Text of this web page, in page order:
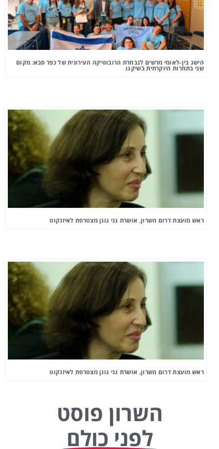
הישג בין-לאומי מרשים לנבחרת הרובוטיקה העירונית של כפר סבא: מקום
שני בתחרות היוקרתית בשיקגו
ראש מועצת דרום השרון, אושרת גני גונן מצטרפת לאיזנקוט
ראש מועצת דרום השרון, אושרת גני גונן מצטרפת לאיזנקוט
השרון פוסט
לפני כולם